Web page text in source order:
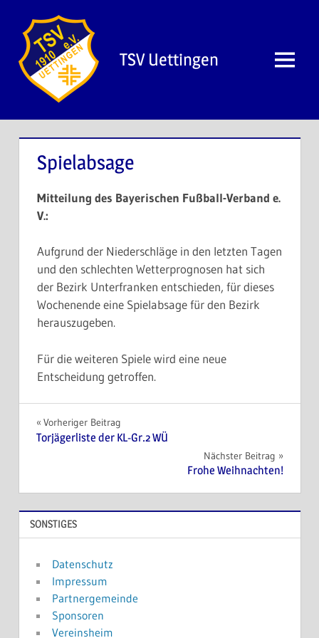
Inhalt
springen
TSV Uettingen Menü
Spielabsage
Mitteilung des Bayerischen Fußball-Verband e.
V.:
Aufgrund der Niederschläge in den letzten Tagen
und den schlechten Wetterprognosen hat sich
der Bezirk Unterfranken entschieden, für dieses
Wochenende eine Spielabsage für den Bezirk
herauszugeben.
Für die weiteren Spiele wird eine neue
Entscheidung getroffen.
Beitragsnavigation
Vorheriger Beitrag
Torjägerliste der KL-Gr.2 WÜ
Nächster Beitrag
Frohe Weihnachten!
SONSTIGES
Datenschutz
Impressum
Partnergemeinde
Sponsoren
Vereinsheim